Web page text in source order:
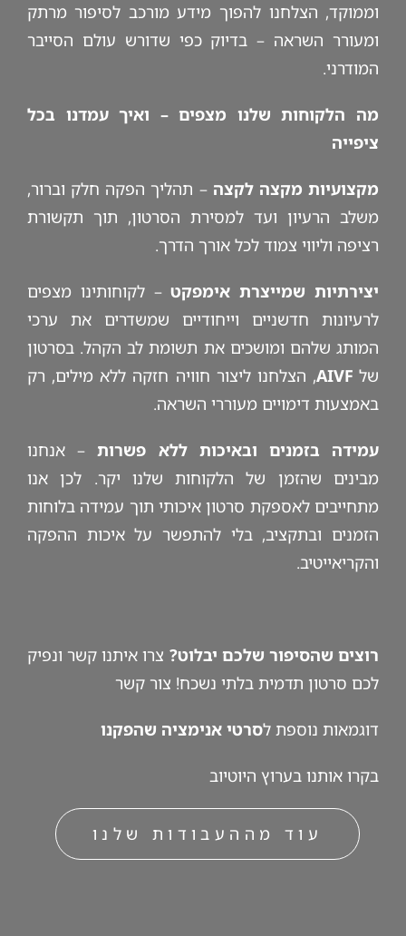
וממוקד, הצלחנו להפוך מידע מורכב לסיפור מרתק
ומעורר השראה – בדיוק כפי שדורש עולם הסייבר
המודרני.
מה הלקוחות שלנו מצפים – ואיך עמדנו בכל
ציפייה
מקצועיות מקצה לקצה – תהליך הפקה חלק וברור,
משלב הרעיון ועד למסירת הסרטון, תוך תקשורת
רציפה וליווי צמוד לכל אורך הדרך.
יצירתיות שמייצרת אימפקט– לקוחותינו מצפים
לרעיונות חדשניים וייחודיים שמשדרים את ערכי
המותג שלהם ומושכים את תשומת לב הקהל. בסרטון
שלAIVF, הצלחנו ליצור חוויה חזקה ללא מילים, רק
באמצעות דימויים מעוררי השראה.
עמידה בזמנים ובאיכות ללא פשרות– אנחנו
מבינים שהזמן של הלקוחות שלנו יקר. לכן אנו
מתחייבים לאספקת סרטון איכותי תוך עמידה בלוחות
הזמנים ובתקציב, בלי להתפשר על איכות ההפקה
והקריאייטיב.
רוצים שהסיפור שלכם יבלוט? צרו איתנו קשר ונפיק
לכם סרטון תדמית בלתי נשכח! צור קשר
דוגמאות נוספת לסרטי אנימציה שהפקנו
בקרו אותנו בערוץ היוטיוב
עוד מההעבודות שלנו